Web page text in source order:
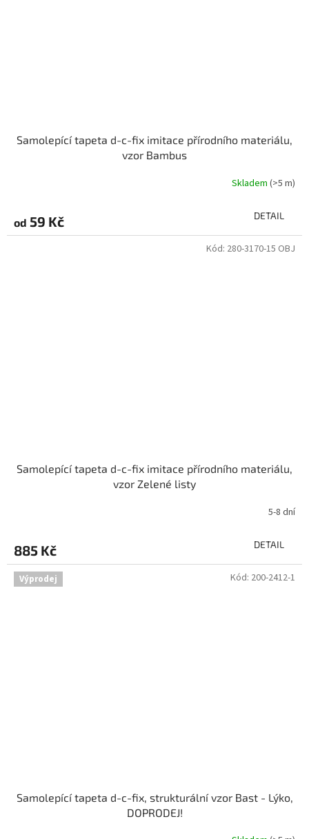
Samolepící tapeta d-c-fix imitace přírodního materiálu,
vzor Bambus
Skladem (>5 m)
od 59 Kč DETAIL
Samolepící tapeta d-c-fix imitace přírodního materiálu,
vzor Zelené listy
5-8 dní
885 Kč DETAIL
Kód: 280-3170-15 OBJ
Výprodej
Samolepící tapeta d-c-fix, strukturální vzor Bast - Lýko,
DOPRODEJ!
Kód: 200-2412-1